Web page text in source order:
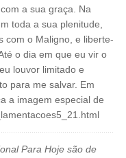
a sua graça. Na
toda a sua plenitude,
com o Maligno, e liberte-
o dia em que eu vir o
louvor limitado e
para me salvar. Em
a imagem especial de
Para Hoje são de